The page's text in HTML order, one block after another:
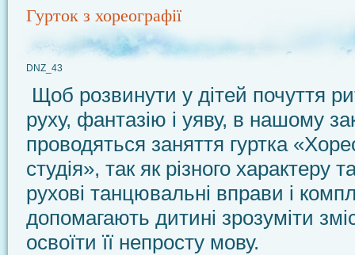
Гурток з хореографії
DNZ_43
Щоб розвинути у дітей почуття
руху, фантазію і уяву, в нашому
проводяться заняття гуртка
студія», так як різного характеру
рухові танцювальні вправи і
допомагають дитині зрозуміти
освоїти її непросту мову.